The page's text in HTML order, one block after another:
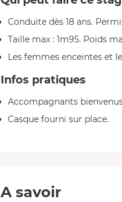
Conduite dès 18 ans.
Taille max : 1m95. Poids
Les femmes enceintes et
Infos pratiques
Accompagnants
Casque fourni sur place.
A savoir